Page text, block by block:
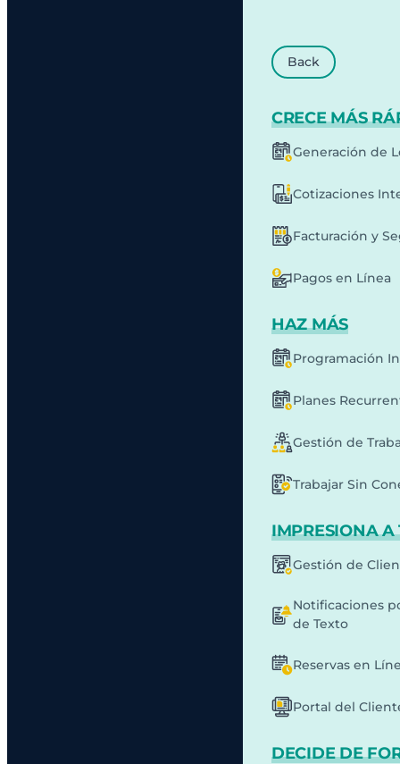
Back
CRECE MÁS
Generación de
Cotizaciones
Facturación y
Pagos en Línea
HAZ MÁS
Programación
Planes
Gestión de
Trabajar Sin
IMPRESIONA A
Gestión de
Notificaciones
de Texto
Reservas en
Portal del
DECIDE DE